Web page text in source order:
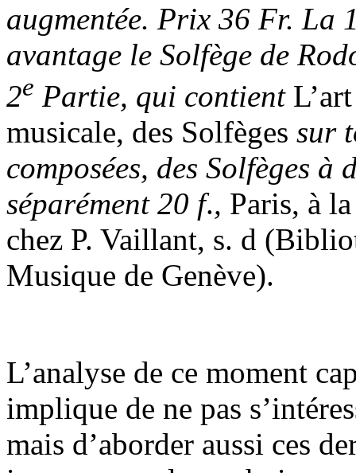
augmentée. Prix 36 Fr. La
avantage le Solfège de
2e Partie, qui contient
musicale, des Solfèges sur
composées, des Solfèges
séparément 20 f., Paris, à
chez P. Vaillant, s. d
Musique de Genève).
L’analyse de ce moment
implique de ne pas
mais d’aborder aussi ces